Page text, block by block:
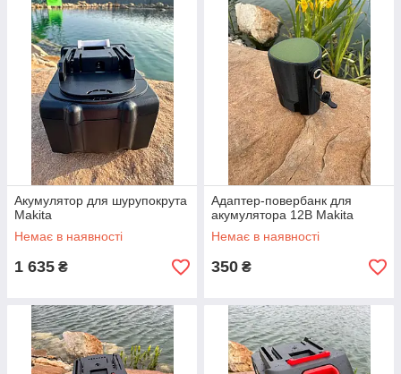
Акумулятор для шурупокрута
Makita
Немає в наявності
1 635 ₴
Адаптер-повербанк для
акумулятора 12В Makita
Немає в наявності
350 ₴